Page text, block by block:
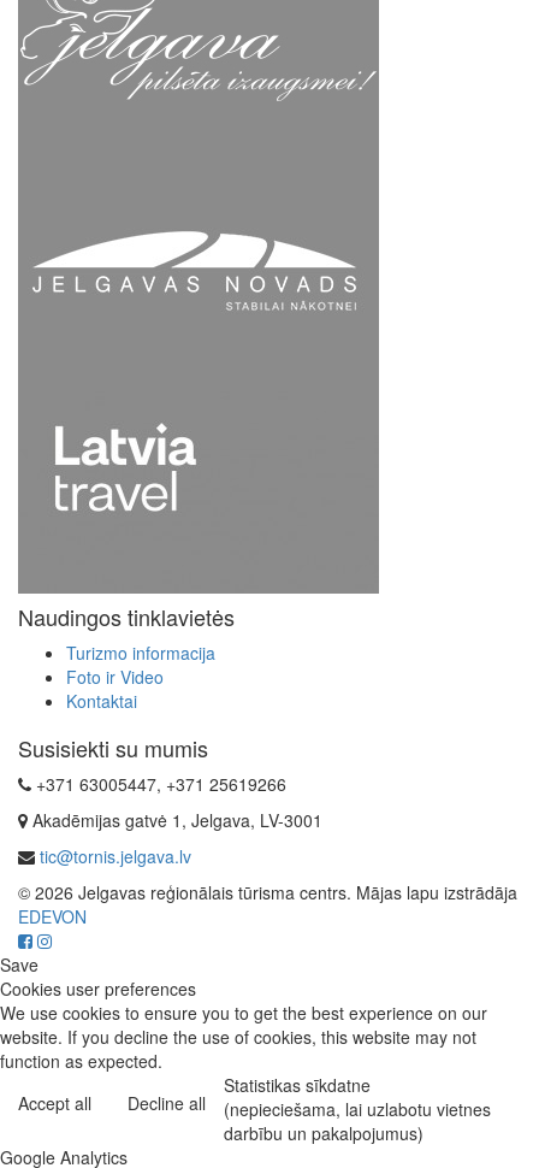
Naudingos tinklavietės
Turizmo informacija
Foto ir Video
Kontaktai
Susisiekti su mumis
+371 63005447, +371 25619266
Akadēmijas gatvė 1, Jelgava, LV-3001
tic@tornis.jelgava.lv
© 2026 Jelgavas reģionālais tūrisma centrs. Mājas lapu izstrādāja
EDEVON
Save
Cookies user preferences
We use cookies to ensure you to get the best experience on our
website. If you decline the use of cookies, this website may not
function as expected.
Accept all
Decline all
Statistikas sīkdatne
(nepieciešama, lai uzlabotu vietnes
darbību un pakalpojumus)
Google Analytics